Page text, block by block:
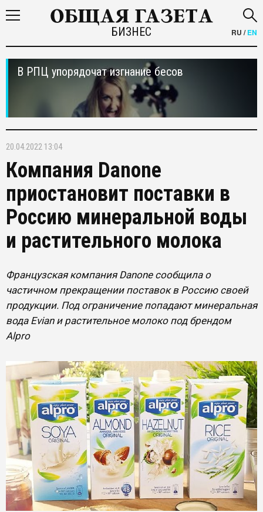
БИЗНЕС RU /EN
В РПЦ упорядочат изгнание бесов
20.04.2022 13:04
Компания Danone
приостановит поставки в
Россию минеральной воды
и растительного молока
Французская компания Danone сообщила о
частичном прекращении поставок в Россию своей
продукции. Под ограничение попадают минеральная
вода Evian и растительное молоко под брендом
Alpro